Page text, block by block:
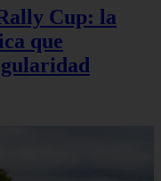
Cup: la
que